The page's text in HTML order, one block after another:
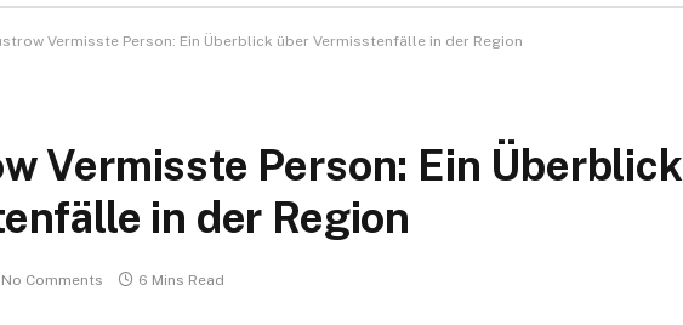
Vermisste Person: Ein Überblick über Vermisstenfälle in der Region
Vermisste Person: Ein Überblick
in der Region
No Comments 6 Mins Read